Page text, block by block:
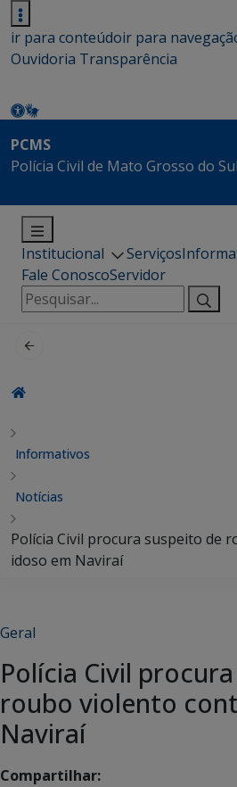
ir para conteúdoir para
Ouvidoria Transparência
PCMS
Polícia Civil de Mato Grosso do Sul
Institucional Serviços
Fale ConoscoServidor
Pesquisar
por:
Informativos
Notícias
Polícia Civil procura suspeito de
idoso em Naviraí
Geral
Polícia Civil
roubo violento
Naviraí
Compartilhar: